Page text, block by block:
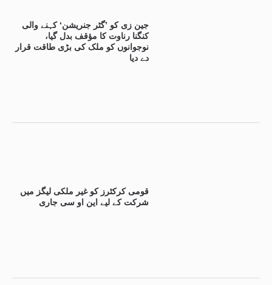
جین زی کو ’گٹر جنریشن‘ کہنے والی
کنگنا رناوت کا مؤقف بدل گیا،
نوجوانوں کو ملک کی بڑی طاقت قرار
دے دیا
قومی کرکٹرز کو غیر ملکی لیگز میں
شرکت کے لیے این او سی جاری